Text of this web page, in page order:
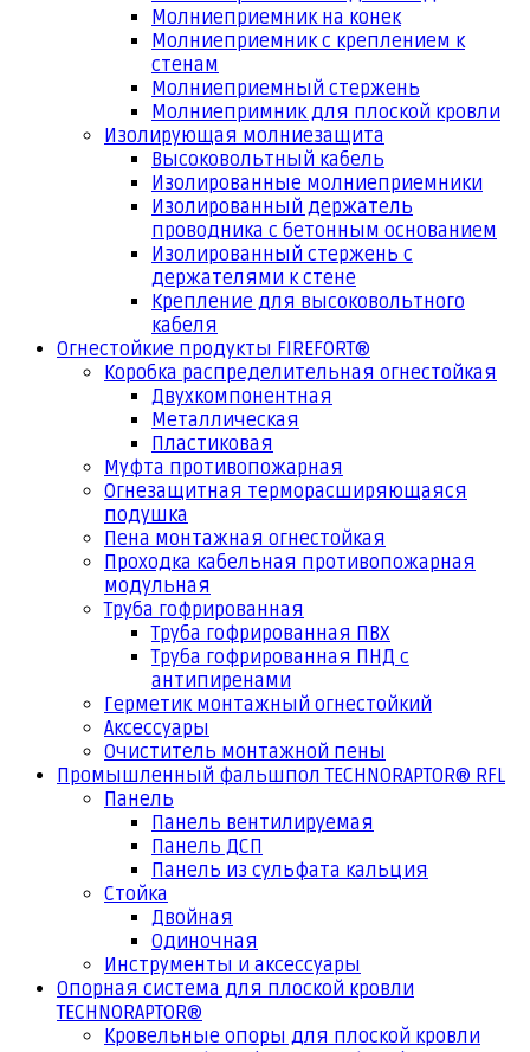
Молниеприемник на конек
Молниеприемник с креплением к
стенам
Молниеприемный стержень
Молниепримник для плоской кровли
Изолирующая молниезащита
Высоковольтный кабель
Изолированные молниеприемники
Изолированный держатель
проводника с бетонным основанием
Изолированный стержень с
держателями к стене
Крепление для высоковольтного
кабеля
Огнестойкие продукты FIREFORT®
Коробка распределительная огнестойкая
Двухкомпонентная
Металлическая
Пластиковая
Муфта противопожарная
Огнезащитная терморасширяющаяся
подушка
Пена монтажная огнестойкая
Проходка кабельная противопожарная
модульная
Труба гофрированная
Труба гофрированная ПВХ
Труба гофрированная ПНД с
антипиренами
Герметик монтажный огнестойкий
Аксессуары
Очиститель монтажной пены
Промышленный фальшпол TECHNORAPTOR® RFL
Панель
Панель вентилируемая
Панель ДСП
Панель из сульфата кальция
Стойка
Двойная
Одиночная
Инструменты и аксессуары
Опорная система для плоской кровли
TECHNORAPTOR®
Кровельные опоры для плоской кровли